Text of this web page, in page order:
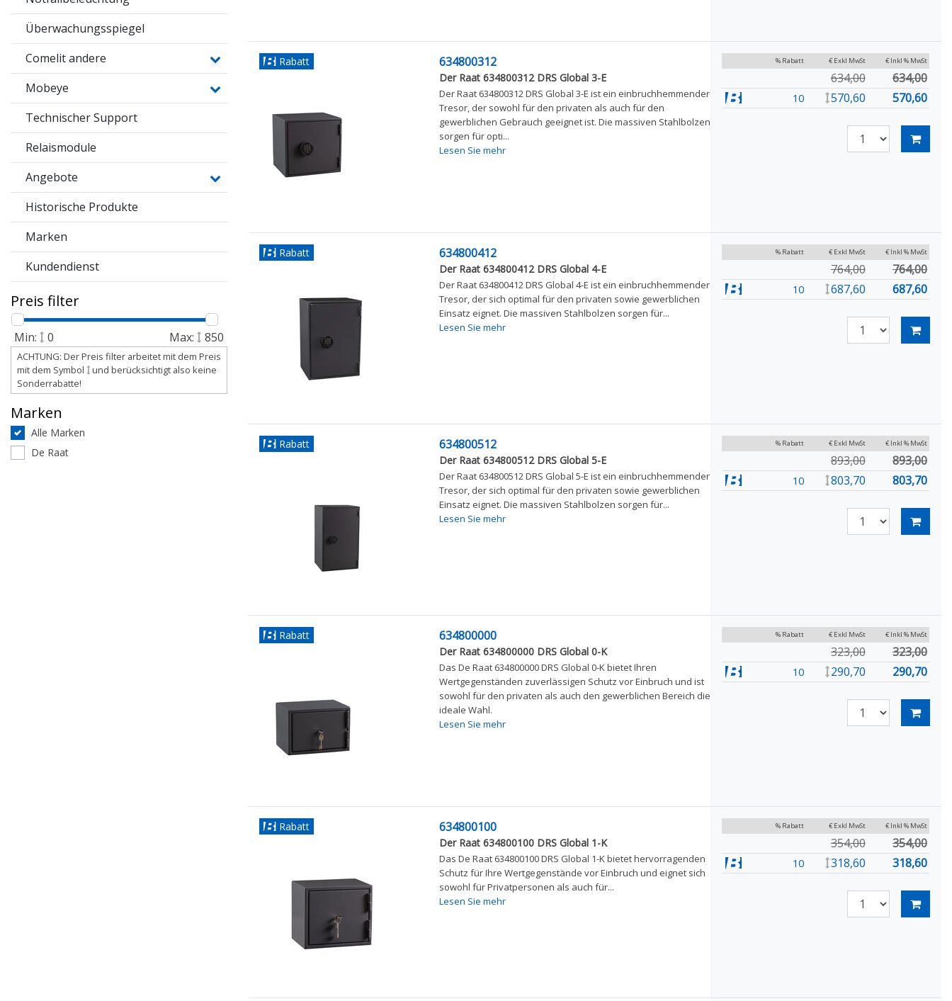
Überwachungsspiegel
Comelit andere
Mobeye
Technischer Support
Relaismodule
Angebote
Historische Produkte
Marken
Kundendienst
Preis filter
Min: 0 Max: 850
ACHTUNG: Der Preis filter arbeitet mit dem Preis
mit dem Symbol
und berücksichtigt also keine
Sonderrabatte!
Marken
Alle Marken
De Raat
Rabatt 634800312
Der Raat 634800312 DRS Global 3-E
Der Raat 634800312 DRS Global 3-E ist ein einbruchhemmender
Tresor, der sowohl für den privaten als auch für den
gewerblichen Gebrauch geeignet ist. Die massiven Stahlbolzen
sorgen für opti...
Lesen Sie mehr
% Rabatt € Exkl MwSt € Inkl % MwSt
634,00 634,00
10 570,60 570,60
Rabatt 634800412
Der Raat 634800412 DRS Global 4-E
Der Raat 634800412 DRS Global 4-E ist ein einbruchhemmender
Tresor, der sich optimal für den privaten sowie gewerblichen
Einsatz eignet. Die massiven Stahlbolzen sorgen für...
Lesen Sie mehr
% Rabatt € Exkl MwSt € Inkl % MwSt
764,00 764,00
10 687,60 687,60
Rabatt 634800512
Der Raat 634800512 DRS Global 5-E
Der Raat 634800512 DRS Global 5-E ist ein einbruchhemmender
Tresor, der sich optimal für den privaten sowie gewerblichen
Einsatz eignet. Die massiven Stahlbolzen sorgen für...
Lesen Sie mehr
% Rabatt € Exkl MwSt € Inkl % MwSt
893,00 893,00
10 803,70 803,70
Rabatt 634800000
Der Raat 634800000 DRS Global 0-K
Das De Raat 634800000 DRS Global 0-K bietet Ihren
Wertgegenständen zuverlässigen Schutz vor Einbruch und ist
sowohl für den privaten als auch den gewerblichen Bereich die
ideale Wahl.
Lesen Sie mehr
% Rabatt € Exkl MwSt € Inkl % MwSt
323,00 323,00
10 290,70 290,70
Rabatt 634800100
Der Raat 634800100 DRS Global 1-K
Das De Raat 634800100 DRS Global 1-K bietet hervorragenden
Schutz für Ihre Wertgegenstände vor Einbruch und eignet sich
sowohl für Privatpersonen als auch für...
Lesen Sie mehr
% Rabatt € Exkl MwSt € Inkl % MwSt
354,00 354,00
10 318,60 318,60